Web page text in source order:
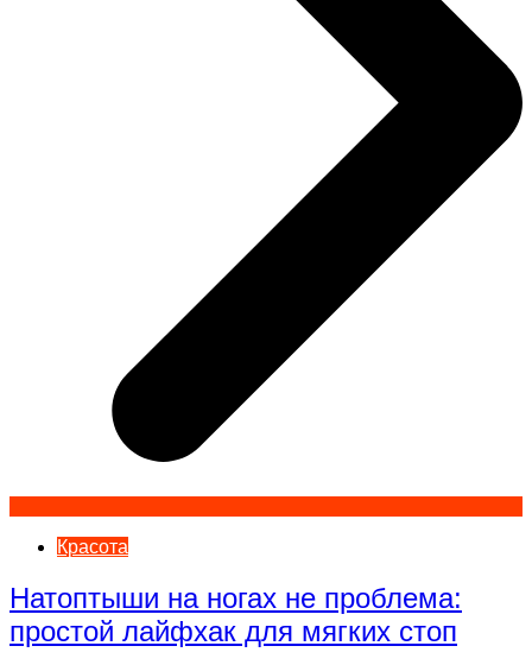
Красота
Натоптыши на ногах не проблема:
простой лайфхак для мягких стоп